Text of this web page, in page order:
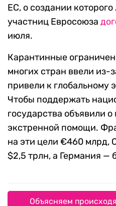
ЕС, о создании
участниц Евросоюза
июля.
Карантинные
многих стран ввели из-
привели к глобальному
Чтобы поддержать
государства объявили
экстренной помощи.
на эти цели €460 млрд,
$2,5 трлн, а Германия —
Объясняем